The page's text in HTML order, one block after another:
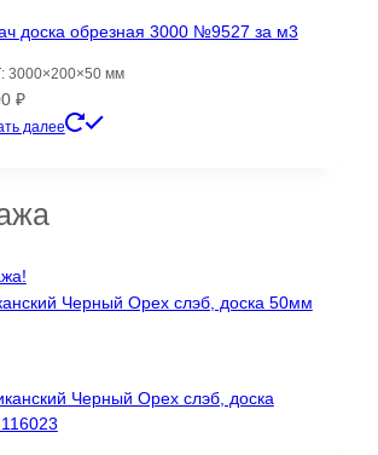
доска обрезная 3000 №9527 за м3
3000×200×50 мм
₽
далее
Черный Орех слэб, доска